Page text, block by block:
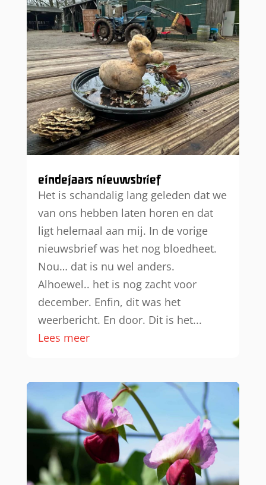
eindejaars nieuwsbrief
Het is schandalig lang geleden dat we
van ons hebben laten horen en dat
ligt helemaal aan mij. In de vorige
nieuwsbrief was het nog bloedheet.
Nou… dat is nu wel anders.
Alhoewel.. het is nog zacht voor
december. Enfin, dit was het
weerbericht. En door. Dit is het...
Lees meer